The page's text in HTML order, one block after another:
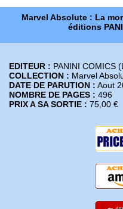
Marvel Absolute : La
éditions
EDITEUR : PANINI COMICS
COLLECTION : Marvel
DATE DE PARUTION : Aout
NOMBRE DE PAGES : 496
PRIX A SA SORTIE : 75,00 €